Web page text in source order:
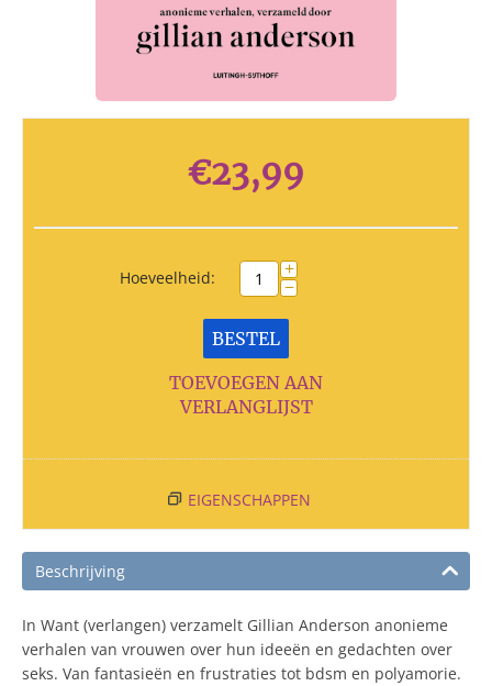
€23,99
Hoeveelheid: +
−
BESTEL
TOEVOEGEN AAN
VERLANGLIJST
EIGENSCHAPPEN
Beschrijving
In Want (verlangen) verzamelt Gillian Anderson anonieme
verhalen van vrouwen over hun ideeën en gedachten over
seks. Van fantasieën en frustraties tot bdsm en polyamorie.